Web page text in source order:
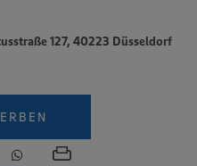
127, 40223 Düsseldorf